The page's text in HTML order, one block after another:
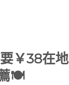
￥38在地
薦🍽️